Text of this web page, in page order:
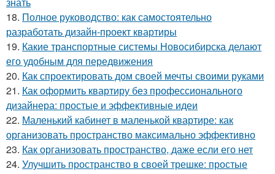
18. Полное руководство: как самостоятельно
разработать дизайн-проект квартиры
19. Какие транспортные системы Новосибирска делают
его удобным для передвижения
20. Как спроектировать дом своей мечты своими руками
21. Как оформить квартиру без профессионального
дизайнера: простые и эффективные идеи
22. Маленький кабинет в маленькой квартире: как
организовать пространство максимально эффективно
23. Как организовать пространство, даже если его нет
24. Улучшить пространство в своей трешке: простые